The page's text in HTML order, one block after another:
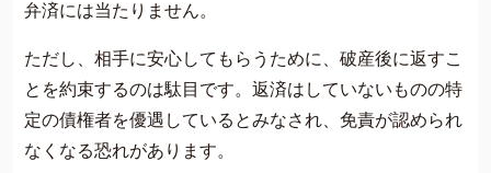
弁済には当たりません。
ただし、相手に安心してもらうために、破産後に返すこ
とを約束するのは駄目です。返済はしていないものの特
定の債権者を優遇しているとみなされ、免責が認められ
なくなる恐れがあります。